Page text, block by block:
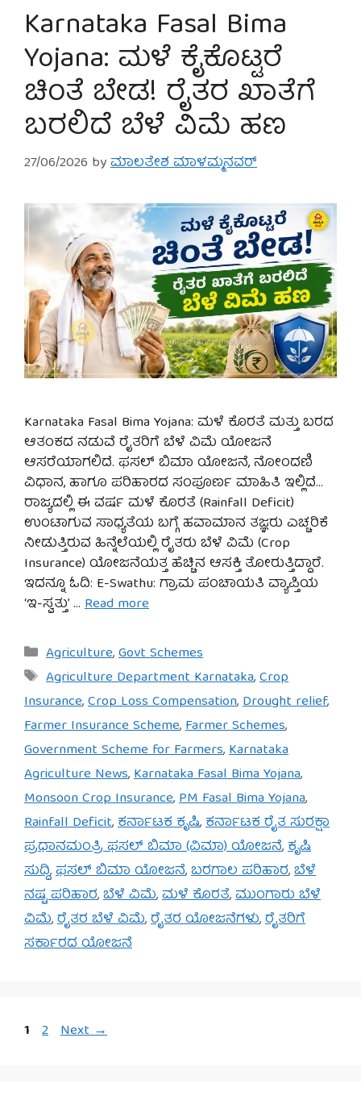
Karnataka Fasal Bima
Yojana: ಮಳೆ ಕೈಕೊಟ್ಟರೆ
ಚಿಂತೆ ಬೇಡ! ರೈತರ ಖಾತೆಗೆ
ಬರಲಿದೆ ಬೆಳೆ ವಿಮೆ ಹಣ
27/06/2026 byಮಾಲತೇಶ ಮಾಳಮ್ಮನವರ್
Karnataka Fasal Bima Yojana: ಮಳೆ ಕೊರತೆ ಮತ್ತು ಬರದ
ಆತಂಕದ ನಡುವೆ ರೈತರಿಗೆ ಬೆಳೆ ವಿಮೆ ಯೋಜನೆ
ಆಸರೆಯಾಗಲಿದೆ. ಫಸಲ್ ಬಿಮಾ ಯೋಜನೆ, ನೋಂದಣಿ
ವಿಧಾನ, ಹಾಗೂ ಪರಿಹಾರದ ಸಂಪೂರ್ಣ ಮಾಹಿತಿ ಇಲ್ಲಿದೆ…
ರಾಜ್ಯದಲ್ಲಿ ಈ ವರ್ಷ ಮಳೆ ಕೊರತೆ (Rainfall Deficit)
ಉಂಟಾಗುವ ಸಾಧ್ಯತೆಯ ಬಗ್ಗೆ ಹವಾಮಾನ ತಜ್ಞರು ಎಚ್ಚರಿಕೆ
ನೀಡುತ್ತಿರುವ ಹಿನ್ನೆಲೆಯಲ್ಲಿ ರೈತರು ಬೆಳೆ ವಿಮೆ (Crop
Insurance) ಯೋಜನೆಯತ್ತ ಹೆಚ್ಚಿನ ಆಸಕ್ತಿ ತೋರುತ್ತಿದ್ದಾರೆ.
ಇದನ್ನೂ ಓದಿ: E-Swathu: ಗ್ರಾಮ ಪಂಚಾಯತಿ ವ್ಯಾಪ್ತಿಯ
‘ಇ-ಸ್ವತ್ತು’ … Read more
Categories
Agriculture,Govt Schemes
Tags
Agriculture Department Karnataka,Crop
Insurance,Crop Loss Compensation,Drought relief,
Farmer Insurance Scheme,Farmer Schemes,
Government Scheme for Farmers,Karnataka
Agriculture News,Karnataka Fasal Bima Yojana,
Monsoon Crop Insurance,PM Fasal Bima Yojana,
Rainfall Deficit,ಕರ್ನಾಟಕ ಕೃಷಿ,ಕರ್ನಾಟಕ ರೈತ ಸುರಕ್ಷಾ
ಪ್ರಧಾನಮಂತ್ರಿ ಫಸಲ್ ಬಿಮಾ (ವಿಮಾ) ಯೋಜನೆ,ಕೃಷಿ
ಸುದ್ದಿ,ಫಸಲ್ ಬಿಮಾ ಯೋಜನೆ,ಬರಗಾಲ ಪರಿಹಾರ,ಬೆಳೆ
ನಷ್ಟ ಪರಿಹಾರ,ಬೆಳೆ ವಿಮೆ,ಮಳೆ ಕೊರತೆ,ಮುಂಗಾರು ಬೆಳೆ
ವಿಮೆ,ರೈತರ ಬೆಳೆ ವಿಮೆ,ರೈತರ ಯೋಜನೆಗಳು,ರೈತರಿಗೆ
ಸರ್ಕಾರದ ಯೋಜನೆ
Page
1 Page
2 Next→